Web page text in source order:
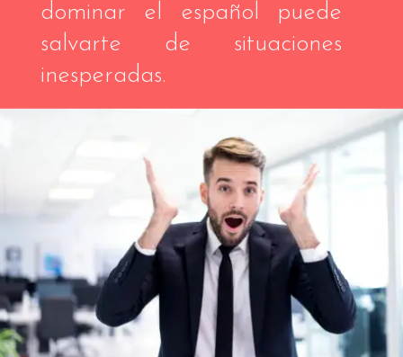
dominar el español puede
salvarte de situaciones
inesperadas.